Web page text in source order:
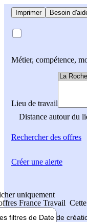
Imprimer Besoin
Métier, compétence,
Lieu de travail
Distance autour du
Rechercherdes offres
uniquement
France Travail
filtres de Date de
Créer une alerte